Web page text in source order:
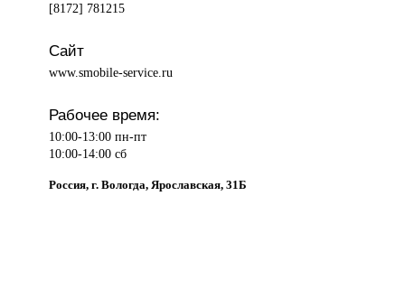
[8172] 781215
Сайт
www.smobile-service.ru
Рабочее время:
10:00-13:00 пн-пт
10:00-14:00 сб
Россия, г. Вологда, Ярославская, 31Б